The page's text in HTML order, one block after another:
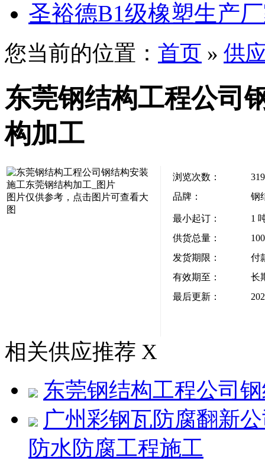
圣裕德B1级橡塑生产
您当前的位置： 首页 » 供
东莞钢结构工程公司
构加工
图片仅供参考，点击图片可查看大
图
浏览次数：
319
品牌：
钢
最小起订：
1
供货总量：
发货期限：
付
有效期至：
长
最后更新：
相关供应推荐 X
东莞钢结构工程公司
广州彩钢瓦防腐翻新
防水防腐工程施工